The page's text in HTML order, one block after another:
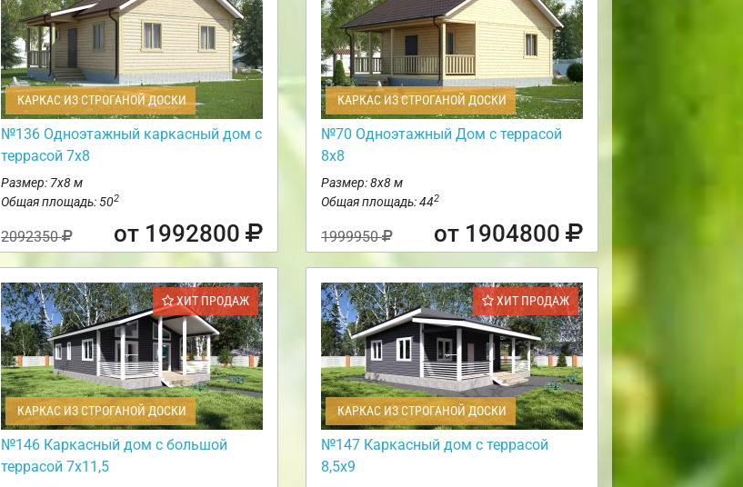
КАРКАС ИЗ СТРОГАНОЙ ДОСКИ
№136 Одноэтажный каркасный дом с
террасой 7х8
Размер: 7х8 м
Общая площадь: 502
2092350 от 1992800
КАРКАС ИЗ СТРОГАНОЙ ДОСКИ
№70 Одноэтажный Дом с террасой
8х8
Размер: 8х8 м
Общая площадь: 442
1999950 от 1904800
ХИТ ПРОДАЖ
КАРКАС ИЗ СТРОГАНОЙ ДОСКИ
№146 Каркасный дом с большой
террасой 7х11,5
ХИТ ПРОДАЖ
КАРКАС ИЗ СТРОГАНОЙ ДОСКИ
№147 Каркасный дом с террасой
8,5х9